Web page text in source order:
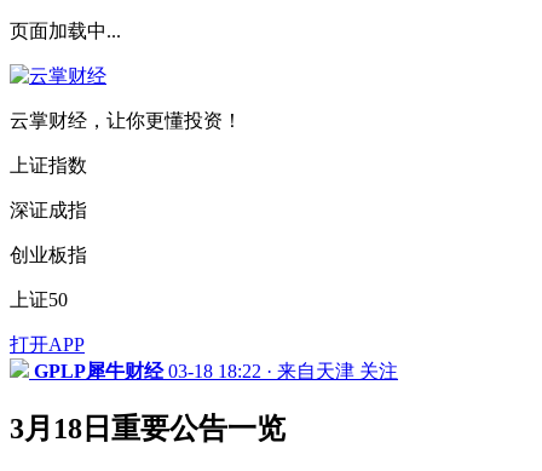
页面加载中...
云掌财经，让你更懂投资！
上证指数
深证成指
创业板指
上证50
打开APP
GPLP犀牛财经 03-18 18:22 · 来自天津 关注
3月18日重要公告一览